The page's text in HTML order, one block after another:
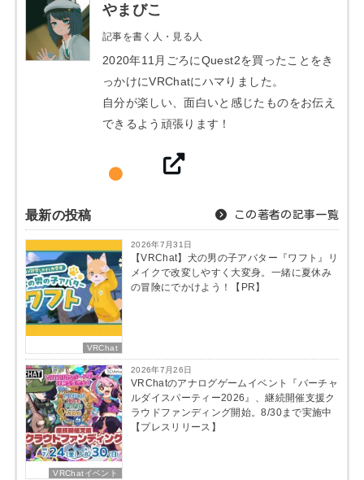
やまびこ
記事を書く人・見る人
2020年11月ごろにQuest2を買ったことをき
っかけにVRChatにハマりました。
自分が楽しい、面白いと感じたものをお伝え
できるよう頑張ります！
最新の投稿 この著者の記事一覧
VRChat
2026年7月31日
【VRChat】犬の男の子アバター『ワフト』リ
メイクで改変しやすく大変身。一緒に夏休み
の冒険にでかけよう！【PR】
VRChatイベント
2026年7月26日
VRChatのアナログゲームイベント『バーチャ
ルダイスパーティー2026』、継続開催支援ク
ラウドファンディング開始。8/30まで実施中
【プレスリリース】